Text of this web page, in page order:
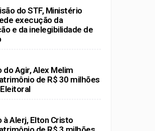
do STF, Ministério
execução da
e da inelegibilidade de
do Agir, Alex Melim
de R$ 30 milhões
à Alerj, Elton Cristo